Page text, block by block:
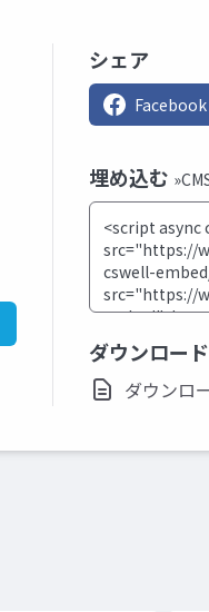
シェア
Facebook
埋め込む
ダウンロード
ダウンロ